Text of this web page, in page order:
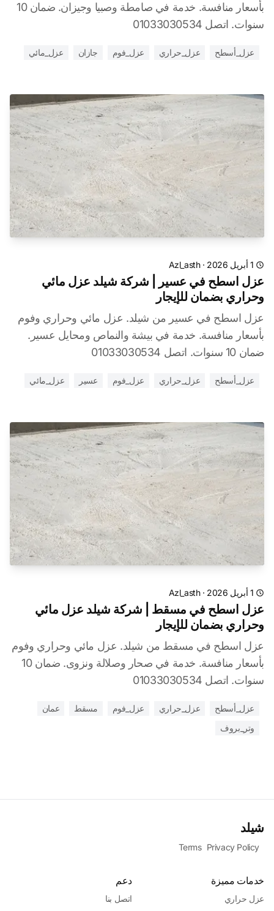
بأسعار منافسة. خدمة في صامطة وصبيا وجيزان. ضمان 10
سنوات. اتصل 01033030534
عزل_أسطح عزل_حراري عزل_فوم جازان عزل_مائي
1 أبريل 2026 ·
Azl_asth
عزل اسطح في عسير | شركة شيلد عزل مائي
وحراري بضمان للإيجار
عزل اسطح في عسير من شيلد. عزل مائي وحراري وفوم
بأسعار منافسة. خدمة في بيشة والنماص ومحايل عسير.
ضمان 10 سنوات. اتصل 01033030534
عزل_أسطح عزل_حراري عزل_فوم عسير عزل_مائي
1 أبريل 2026 ·
Azl_asth
عزل اسطح في مسقط | شركة شيلد عزل مائي
وحراري بضمان للإيجار
عزل اسطح في مسقط من شيلد. عزل مائي وحراري وفوم
بأسعار منافسة. خدمة في صحار وصلالة ونزوى. ضمان 10
سنوات. اتصل 01033030534
عزل_أسطح عزل_حراري عزل_فوم مسقط
عمان
وتر_بروف
شيلد
Terms Privacy Policy
خدمات مميزة
عزل حراري
دعم
اتصل بنا